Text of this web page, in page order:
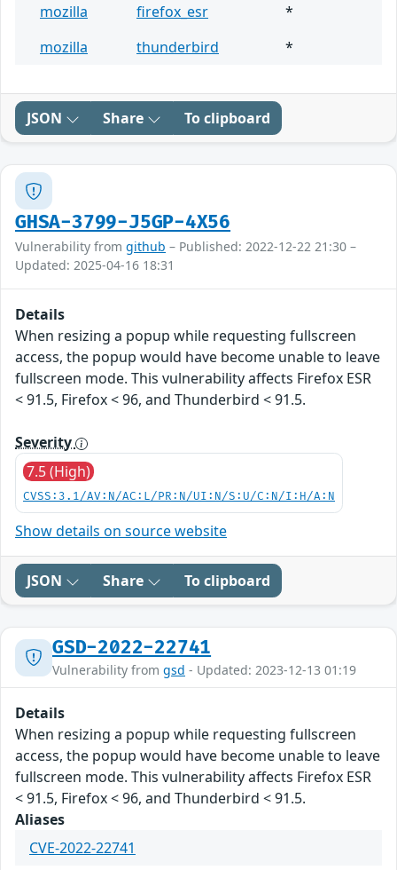
mozilla
firefox_esr
*
mozilla
thunderbird *
JSON Share To clipboard
GHSA-3799-J5GP-4X56
Vulnerability from github – Published: 2022-12-22 21:30 –
Updated: 2025-04-16 18:31
Details
When resizing a popup while requesting fullscreen
access, the popup would have become unable to leave
fullscreen mode. This vulnerability affects Firefox ESR
< 91.5, Firefox < 96, and Thunderbird < 91.5.
Severity
7.5 (High)
CVSS:3.1/AV:N/AC:L/PR:N/UI:N/S:U/C:N/I:H/A:N
Show details on source website
JSON Share To clipboard
GSD-2022-22741
Vulnerability from gsd - Updated: 2023-12-13 01:19
Details
When resizing a popup while requesting fullscreen
access, the popup would have become unable to leave
fullscreen mode. This vulnerability affects Firefox ESR
< 91.5, Firefox < 96, and Thunderbird < 91.5.
Aliases
CVE-2022-22741